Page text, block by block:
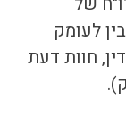
לעומק
חוות דעת